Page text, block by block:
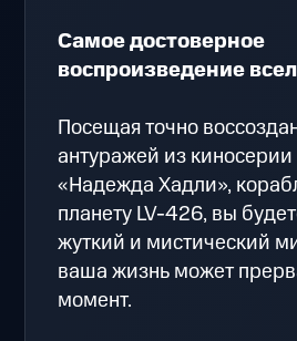
Самое достоверное
воспроизведение
Посещая точно
антуражей из
«Надежда Хадли»,
планету LV-426, вы
жуткий и мистический
ваша жизнь может
момент.